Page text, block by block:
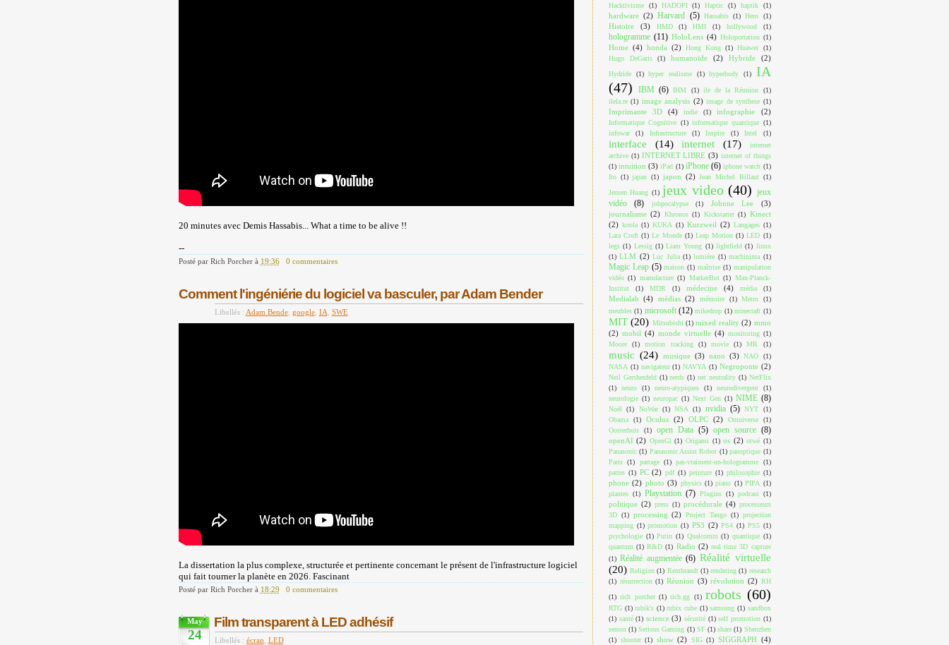
20 minutes avec Demis Hassabis... What a time to be alive !!
--
Posté par Rich Porcher à 19:36 0 commentaires
Comment l'ingéniérie du logiciel va basculer, par Adam Bender
Libellés : Adam Bende, google, IA SWE
La dissertation la plus complexe, structurée et pertinente concernant le présent de l'infrastructure logiciel
qui fait tourner la planète en 2026. Fascinant
Posté par Rich Porcher à 18:29 0 commentaires
May
24
Film transparent à LED adhésif
Libellés : écran LED
Hacktivisme (1) HADOPI (1) Haptic (1) haptik (1)
hardware (2) Harvard (5) Hassabis (1) Hero (1)
Histoire (3) HMD (1) HMI (1) hollywood (1)
hologramme (11) HoloLens (4) Holoportation (1)
Home (4) honda (2) Hong Kong (1) Huawei
(1)
Hugo DeGaris
(1) humanoïde (2) Hybride (2)
Hydride (1) hyper realisme (1) hyperbody (1)
IA
(47)
IBM (6) IHM (1) ile de la Réunion
(1)
ilela.re (1) image analysis (2) image de synthese (1)
Imprimante 3D (4) indie (1) infographie (2)
Informatique Cognitive (1) informatique quantique (1)
infowar
(1) Infrastructure (1) Inspire (1) Intel (1)
interface (14) internet (17)
internet
archive (1) INTERNET LIBRE (3) internet of things
(1) intuition (3) iPad (1) iPhone (6) iphone watch (1)
Ito (1) japan (1) japon (2) Jean Michel Billaut (1)
Jensen Huang (1) jeux video (40) jeux
vidéo
(8) jobpocalypse (1) Johnne Lee
(3)
journalisme (2) Khronos (1) Kickstarter (1) Kinect
(2) koola (1) KUKA (1) Kurzweil (2) Langages (1)
Lara Croft (1) Le Monde (1) Leap Motion (1) LED (1)
legs (1) Lessig (1) Liam Young (1) lightfield (1) linux
(1) LLM (2) Luc Julia (1) lumière (1) machinima (1)
Magic Leap (5) maison (1) maîtrise (1) manipulation
vidéo (1) manufacture (1) MarkerBot (1) Max-Planck-
Institut
(1) MDR (1) médecine (4) média (1)
Medialab (4) médias (2) mémoire (1) Metro
(1)
meubles (1) microsoft (12) mikedrop (1) minecraft (1)
MIT (20) Mitsubishi (1) mixed reality (2) mmo
(2) mobil (4) monde virtuelle (4) monitoring (1)
Moore
(1) motion tracking (1) movie (1) MR (1)
music (24) musique (3) nano (3) NAO
(1)
NASA (1) navigateur (1) NAVYA (1) Negroponte (2)
Neil Gershenfeld (1) nerds (1) net neutrality (1) NetFlix
(1)
neuro (1) neuro-atypiques (1) neurodivergent
(1)
neurologie (1) neuropac (1) Next Gen (1) NIME (8)
Noël (1) NoWar (1) NSA (1) nvidia (5) NYT
(1)
Obama
(1) Oculus (2) OLPC (2) Omniverse
(1)
Oosterhuis
(1) open Data (5) open source (8)
openAI (2) OpenGl (1) Origami (1) os (2) otwé (1)
Panasonic (1) Panasonic Assist Robot (1) panoptique (1)
Paris (1) partage (1) pas-vraiment-un-hologramme
(1)
pattes (1) PC (2) pdf (1) peinture (1) philosophie (1)
phone (2) photo (3) physics (1) piano (1) PIPA (1)
plantes (1) Playstation (7) Plugins (1) podcast (1)
politique (2) press (1) procédurale (4) processeurs
3D (1) processing (2) Project Tango (1) projection
mapping (1) promotion (1) PS3 (2) PS4 (1) PS5 (1)
psychologie (1) Putin (1) Qualcomm (1) quantique (1)
quantum (1) R&D (1) Radio (2) real time 3D capture
(1) Réalité augmentée (6) Réalité virtuelle
(20) Religion (1) Rembrandt (1) rendering (1) research
(1) résurrection (1) Réunion (3) révolution (2) RH
(1) rich porcher (1) rich.gg (1) robots (60)
RTG (1) rubik's (1) rubix cube (1) samsung (1) sandbox
(1) santé (1) science (3) sécurité (1) self promotion (1)
sensor (1) Serious Gaming (1) SF (1) share (1) Shenzhen
(1) shooter (1) show (2) SIG (1) SIGGRAPH (4)